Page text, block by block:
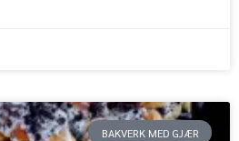
BAKVERK MED GJÆR